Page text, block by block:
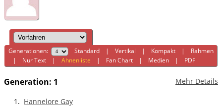
Generationen: Standard |Vertikal | Kompakt | Rahmen
| Nur Text |Ahnenliste | Fan Chart | Medien | PDF
Mehr Details
Generation: 1
1. Hannelore Gay